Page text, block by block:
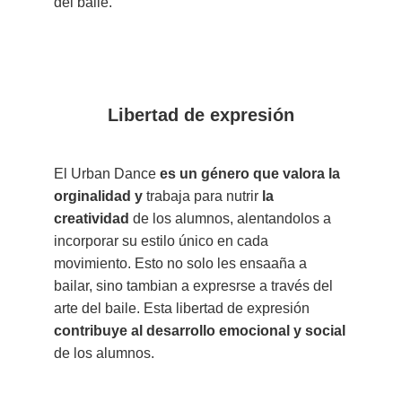
Libertad de expresión
El Urban Dance es un género que valora la
orginalidad y trabaja para nutrir la
creatividad de los alumnos, alentandolos a
incorporar su estilo único en cada
movimiento. Esto no solo les ensaaña a
bailar, sino tambian a expresrse a través del
arte del baile. Esta libertad de expresión
contribuye al desarrollo emocional y social
de los alumnos.